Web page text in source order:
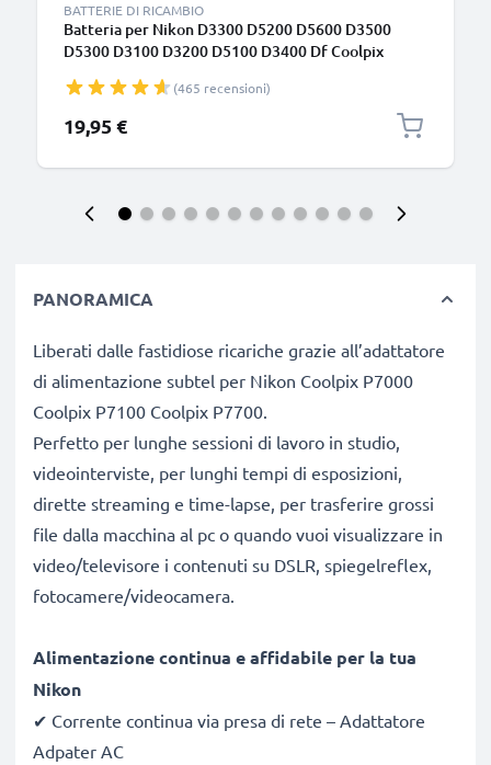
BATTERIE DI RICAMBIO
Batteria per Nikon D3300 D5200 D5600 D3500
D5300 D3100 D3200 D5100 D3400 Df Coolpix
(1050mAh, 7.4V) marca CELLONIC
(465 recensioni)
19,95 €
PANORAMICA
Liberati dalle fastidiose ricariche grazie all’adattatore
di alimentazione subtel per Nikon Coolpix P7000
Coolpix P7100 Coolpix P7700.
Perfetto per lunghe sessioni di lavoro in studio,
videointerviste, per lunghi tempi di esposizioni,
dirette streaming e time-lapse, per trasferire grossi
file dalla macchina al pc o quando vuoi visualizzare in
video/televisore i contenuti su DSLR, spiegelreflex,
fotocamere/videocamera.
Alimentazione continua e affidabile per la tua
Nikon
✔ Corrente continua via presa di rete – Adattatore
Adpater AC